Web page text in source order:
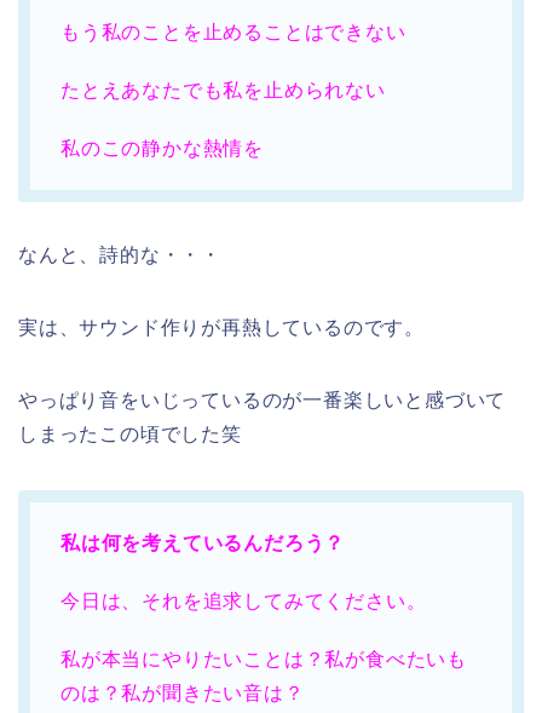
もう私のことを止めることはできない
たとえあなたでも私を止められない
私のこの静かな熱情を
なんと、詩的な・・・
実は、サウンド作りが再熱しているのです。
やっぱり音をいじっているのが一番楽しいと感づいて
しまったこの頃でした笑
私は何を考えているんだろう？
今日は、それを追求してみてください。
私が本当にやりたいことは？私が食べたいも
のは？私が聞きたい音は？